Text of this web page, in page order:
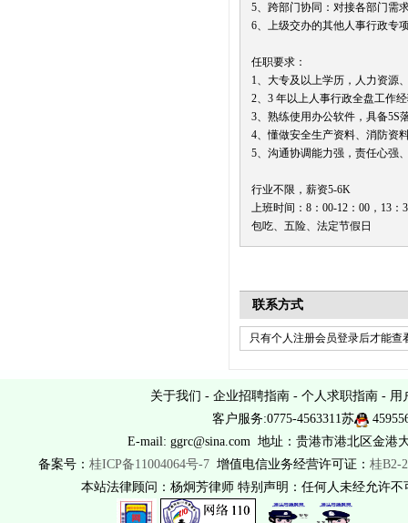
5、跨部门协同：对接各部门需
6、上级交办的其他人事行政专
任职要求：
1、大专及以上学历，人力资源
2、3 年以上人事行政全盘工作
3、熟练使用办公软件，具备5S
4、懂做安全生产资料、消防资
5、沟通协调能力强，责任心强
行业不限，薪资5-6K
上班时间：8：00-12：00，13：
包吃、五险、法定节假日
联系方式
只有个人注册会员登录后才能查
关于我们 - 企业招聘指南 - 个人求职指南 - 用
客户服务:0775-4563311苏
E-mail: ggrc@sina.com 地址：贵港市港北区金港
备案号： 桂ICP备11004064号-7增值电信业务经营许可证： 桂B2-
本站法律顾问：杨炯芳律师 特别声明：任何人未经允许